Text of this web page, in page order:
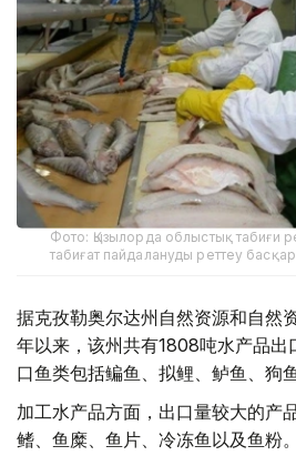
Фото: Қызылорда облыстық табиғи
табиғат пайдалануды реттеу
据克孜勒奥尔达州自然资源和自然
年以来，该州共有1808吨水产品出
口鱼类包括鳊鱼、拟鲤、鲈鱼、狗
加工水产品方面，出口量较大的产
鳍、鱼糜、鱼片、冷冻鱼以及鱼粉。